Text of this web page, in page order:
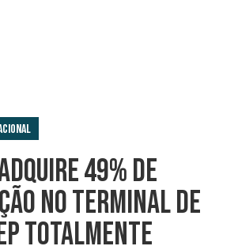
49% DE
NO TERMINAL DE
TOTALMENTE